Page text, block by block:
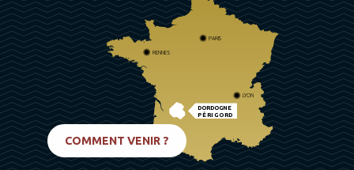
DORDOGNE
PÉRIGORD
PARIS
RENNES
LYON
COMMENT VENIR ?